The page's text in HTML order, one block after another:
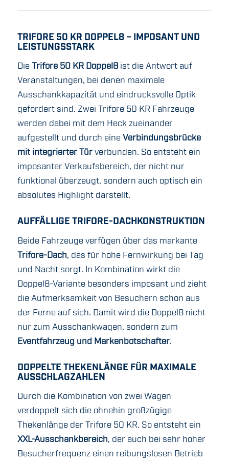
TRIFORE 50 KR DOPPEL8 – IMPOSANT UND
LEISTUNGSSTARK
Die Trifore 50 KR Doppel8ist die Antwort auf
Veranstaltungen, bei denen maximale
Ausschankkapazität und eindrucksvolle Optik
gefordert sind. Zwei Trifore 50 KR Fahrzeuge
werden dabei mit dem Heck zueinander
aufgestellt und durch eine Verbindungsbrücke
mit integrierter Türverbunden. So entsteht ein
imposanter Verkaufsbereich, der nicht nur
funktional überzeugt, sondern auch optisch ein
absolutes Highlight darstellt.
AUFFÄLLIGE TRIFORE-DACHKONSTRUKTION
Beide Fahrzeuge verfügen über das markante
Trifore-Dach, das für hohe Fernwirkung bei Tag
und Nacht sorgt. In Kombination wirkt die
Doppel8-Variante besonders imposant und zieht
die Aufmerksamkeit von Besuchern schon aus
der Ferne auf sich. Damit wird die Doppel8 nicht
nur zum Ausschankwagen, sondern zum
Eventfahrzeug und Markenbotschafter.
DOPPELTE THEKENLÄNGE FÜR MAXIMALE
AUSSCHLAGZAHLEN
Durch die Kombination von zwei Wagen
verdoppelt sich die ohnehin großzügige
Thekenlänge der Trifore 50 KR. So entsteht ein
XXL-Ausschankbereich, der auch bei sehr hoher
Besucherfrequenz einen reibungslosen Betrieb